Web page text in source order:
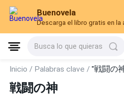
Buenovela
Descarga el libro gratis en la
Busca lo que quieras
Inicio / Palabras clave /"戦闘の
戦闘の神